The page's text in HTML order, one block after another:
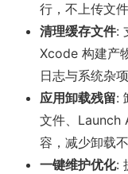
行，不上传文
清理缓存文件:
Xcode 构建产
日志与系统杂
应用卸载残留:
文件、Launch
容，减少卸载
一键维护优化: